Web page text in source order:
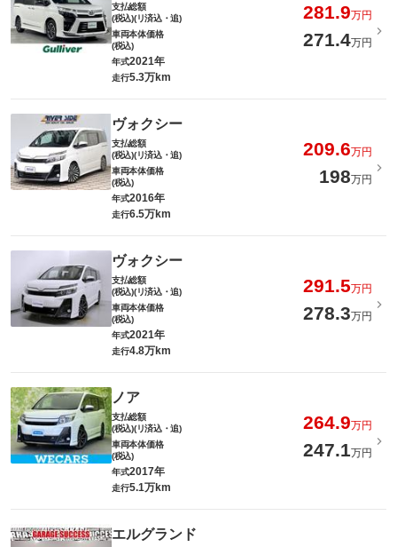
支払総額
(税込)(リ済込・追)
281.9万円
車両本体価格
(税込)
271.4万円
年式2021年
走行5.3万km
ヴォクシー
支払総額
(税込)(リ済込・追)
209.6万円
車両本体価格
(税込)
198万円
年式2016年
走行6.5万km
ヴォクシー
支払総額
(税込)(リ済込・追)
291.5万円
車両本体価格
(税込)
278.3万円
年式2021年
走行4.8万km
ノア
支払総額
(税込)(リ済込・追)
264.9万円
車両本体価格
(税込)
247.1万円
年式2017年
走行5.1万km
エルグランド